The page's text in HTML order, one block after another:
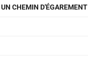
CHEMIN D'ÉGAREMENT